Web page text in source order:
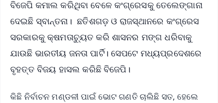
ବିଜେପି କମାଲ କରିଥିବା ବେଳେ କଂଗ୍ରେସକୁ ତେଲେଙ୍ଗାନା
ଦେଇଛି ସ୍ବାନ୍ତନା। ଛତିଶଗଡ଼ ଓ ରାଜସ୍ଥାନରେ କଂଗ୍ରେସ
ସରକାରକୁ କ୍ଷମତାଚ୍ୟୁତ କରି ଶାସନର ମଙ୍ଗ ଧରିବାକୁ
ଯାଉଛି ଭାରତୀୟ ଜନତା ପାର୍ଟି। ସେପଟେ ମଧ୍ୟପ୍ରଦେଶରେ
ବୃହତ୍ତ ବିଜୟ ହାସଲ କରିଛି ବିଜେପି।
କିଛି ନିର୍ବାଚନ ମଣ୍ଡଳୀ ପାଇଁ ଭୋଟ ଗଣତି ଚାଲିଛି ସତ, ହେଲେ